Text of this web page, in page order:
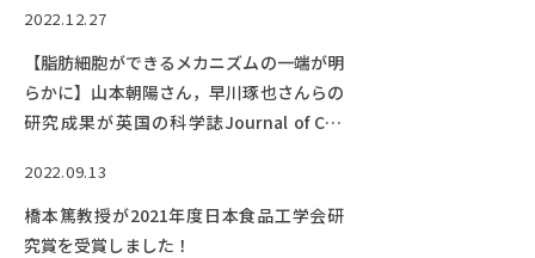
2022.12.27
【脂肪細胞ができるメカニズムの一端が明
らかに】山本朝陽さん，早川琢也さんらの
研究成果が英国の科学誌Journal of Cell
2022.09.13
橋本篤教授が2021年度日本食品工学会研
究賞を受賞しました！